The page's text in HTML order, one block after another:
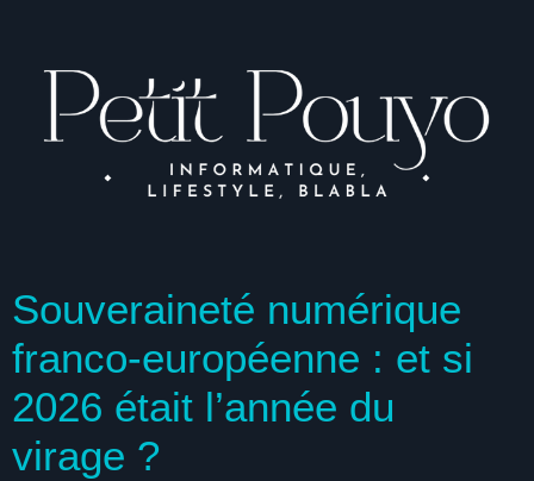
Souveraineté numérique
franco-européenne : et si
2026 était l’année du
virage ?